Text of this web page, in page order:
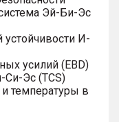
Эй-Би-Эс
устойчивости И-
усилий (EBD)
Си-Эс (TCS)
температуры в